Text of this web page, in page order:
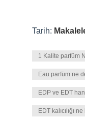
Tarih:
1 Kalite parfüm
Eau parfüm ne
EDP ve EDT
EDT kalıcılığı